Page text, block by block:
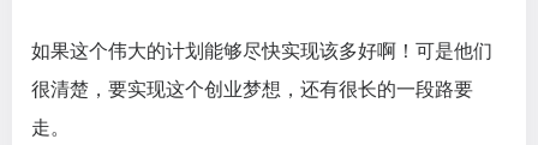
如果这个伟大的计划能够尽快实现该多好啊！可是他们
很清楚，要实现这个创业梦想，还有很长的一段路要
走。